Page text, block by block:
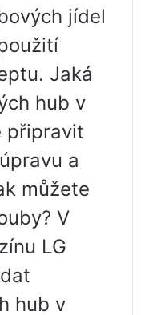
jídel
Jaká
hub v
připravit
a
můžete
V
LG
hub v